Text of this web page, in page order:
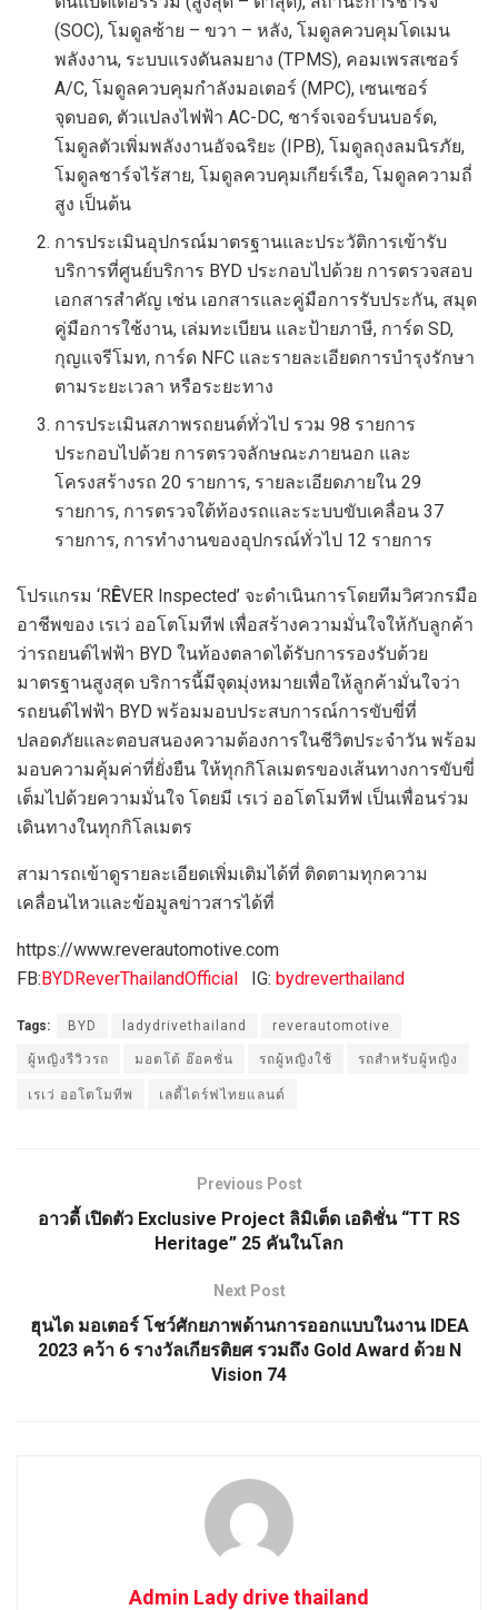
(SOC), โมดูลซ้าย – ขวา – หลัง, โมดูลควบคุมโดเมน
พลังงาน, ระบบแรงดันลมยาง (TPMS), คอมเพรสเซอร์
A/C, โมดูลควบคุมกำลังมอเตอร์ (MPC), เซนเซอร์
จุดบอด, ตัวแปลงไฟฟ้า AC-DC, ชาร์จเจอร์บนบอร์ด,
โมดูลตัวเพิ่มพลังงานอัจฉริยะ (IPB), โมดูลถุงลมนิรภัย,
โมดูลชาร์จไร้สาย, โมดูลควบคุมเกียร์เรือ, โมดูลความถี่
สูง เป็นต้น
การประเมินอุปกรณ์มาตรฐานและประวัติการเข้ารับ
บริการที่ศูนย์บริการ BYD ประกอบไปด้วย การตรวจสอบ
เอกสารสำคัญ เช่น เอกสารและคู่มือการรับประกัน, สมุด
คู่มือการใช้งาน, เล่มทะเบียน และป้ายภาษี, การ์ด SD,
กุญแจรีโมท, การ์ด NFC และรายละเอียดการบำรุงรักษา
ตามระยะเวลา หรือระยะทาง
การประเมินสภาพรถยนต์ทั่วไป รวม 98 รายการ
ประกอบไปด้วย การตรวจลักษณะภายนอก และ
โครงสร้างรถ 20 รายการ, รายละเอียดภายใน 29
รายการ, การตรวจใต้ท้องรถและระบบขับเคลื่อน 37
รายการ, การทำงานของอุปกรณ์ทั่วไป 12 รายการ
โปรแกรม ‘RÊVER Inspected’ จะดำเนินการโดยทีมวิศวกรมือ
อาชีพของ เรเว่ ออโตโมทีฟ เพื่อสร้างความมั่นใจให้กับลูกค้า
ว่ารถยนต์ไฟฟ้า BYD ในท้องตลาดได้รับการรองรับด้วย
มาตรฐานสูงสุด บริการนี้มีจุดมุ่งหมายเพื่อให้ลูกค้ามั่นใจว่า
รถยนต์ไฟฟ้า BYD พร้อมมอบประสบการณ์การขับขี่ที่
ปลอดภัยและตอบสนองความต้องการในชีวิตประจำวัน พร้อม
มอบความคุ้มค่าที่ยั่งยืน ให้ทุกกิโลเมตรของเส้นทางการขับขี่
เต็มไปด้วยความมั่นใจ โดยมี เรเว่ ออโตโมทีฟ เป็นเพื่อนร่วม
เดินทางในทุกกิโลเมตร
สามารถเข้าดูรายละเอียดเพิ่มเติมได้ที่ ติดตามทุกความ
เคลื่อนไหวและข้อมูลข่าวสารได้ที่
https://www.reverautomotive.com
FB:BYDReverThailandOfficial IG: bydreverthailand
Tags: BYD ladydrivethailand reverautomotive
ผู้หญิงรีวิวรถ มอตโต้ อ๊อคชั่น รถผู้หญิงใช้ รถสำหรับผู้หญิง
เรเว่ ออโตโมทีพ เลดี้ไดร์ฟไทยแลนด์
Previous Post
อาวดี้ เปิดตัว Exclusive Project ลิมิเต็ด เอดิชั่น “TT RS
Heritage” 25 คันในโลก
Next Post
ฮุนได มอเตอร์ โชว์ศักยภาพด้านการออกแบบในงาน IDEA
2023 คว้า 6 รางวัลเกียรติยศ รวมถึง Gold Award ด้วย N
Vision 74
Admin Lady drive thailand